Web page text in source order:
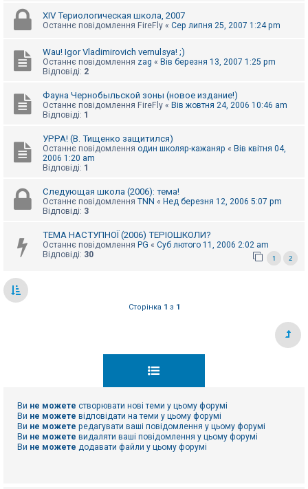
XIV Териологическая школа, 2007
Останнє повідомлення FireFly « Сер липня 25, 2007 1:24 pm
Wau! Igor Vladimirovich vernulsya! ;)
Останнє повідомлення zag « Вів березня 13, 2007 1:25 pm
Відповіді: 2
Фауна Чернобыльской зоны (новое издание!)
Останнє повідомлення FireFly « Вів жовтня 24, 2006 10:46 am
Відповіді: 1
УРРА! (В. Тищенко защитился)
Останнє повідомлення один школяр-кажаняр « Вів квітня 04,
2006 1:20 am
Відповіді: 1
Следующая школа (2006): тема!
Останнє повідомлення TNN « Нед березня 12, 2006 5:07 pm
Відповіді: 3
ТЕМА НАСТУПНОЇ (2006) ТЕРІОШКОЛИ?
Останнє повідомлення PG « Суб лютого 11, 2006 2:02 am
Відповіді: 30 1 2
Сторінка 1 з 1
Ви не можете створювати нові теми у цьому форумі
Ви не можете відповідати на теми у цьому форумі
Ви не можете редагувати ваші повідомлення у цьому форумі
Ви не можете видаляти ваші повідомлення у цьому форумі
Ви не можете додавати файли у цьому форумі